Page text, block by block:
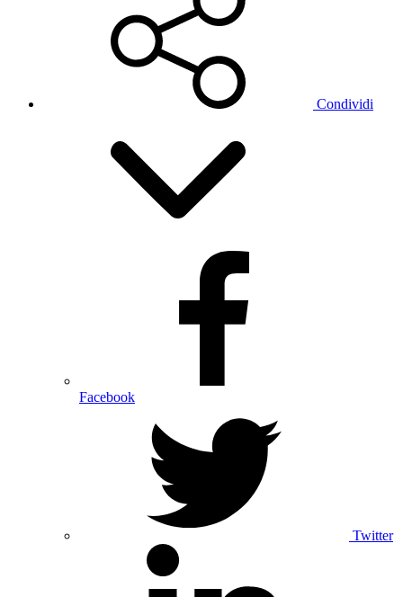
Condividi
Facebook
Twitter